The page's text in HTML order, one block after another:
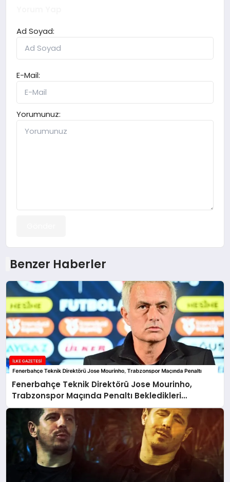
Ad Soyad:
E-Mail:
Yorumunuz:
Benzer Haberler
Fenerbahçe Teknik Direktörü Jose Mourinho,
Trabzonspor Maçında Penaltı Bekledikleri
Pozisyonu Paylaştı